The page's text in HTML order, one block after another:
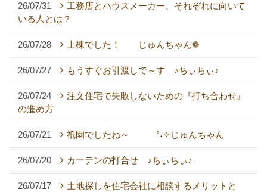
26/07/31
工務店とハウスメーカー、それぞれに向いて
いる人とは？
26/07/28 上棟でした！ じゅんちゃん❁
26/07/27 もうすぐお引渡しで～す ♪ちぃちぃ♪
26/07/24
注文住宅で失敗しないための『打ち合わせ』
の進め方
26/07/21 祇園でしたね～ °˖✧じゅんちゃん
26/07/20 カーテンの打合せ ♪ちぃちぃ♪
26/07/17
土地探しを住宅会社に相談するメリットと